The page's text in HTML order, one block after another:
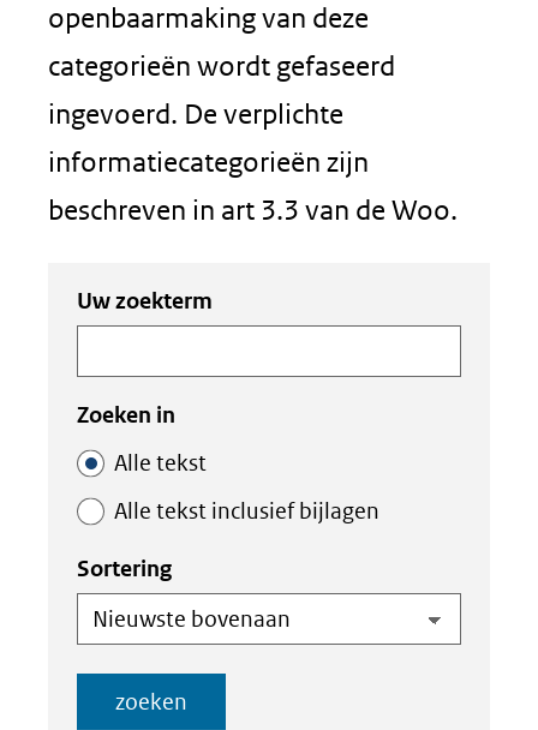
openbaarmaking van deze
categorieën wordt gefaseerd
ingevoerd. De verplichte
informatiecategorieën zijn
beschreven in art 3.3 van de Woo.
Zoeken
in
de
index
Zoeken
de
index
Uw zoekterm
Zoeken in
Alle tekst
Alle tekst inclusief bijlagen
Sortering
zoeken